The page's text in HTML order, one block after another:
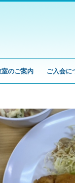
のご案内 ご入会に